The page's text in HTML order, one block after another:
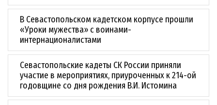
В Севастопольском кадетском корпусе прошли
«Уроки мужества» с воинами-
интернационалистами
Севастопольские кадеты СК России приняли
участие в мероприятиях, приуроченных к 214-ой
годовщине со дня рождения В.И. Истомина